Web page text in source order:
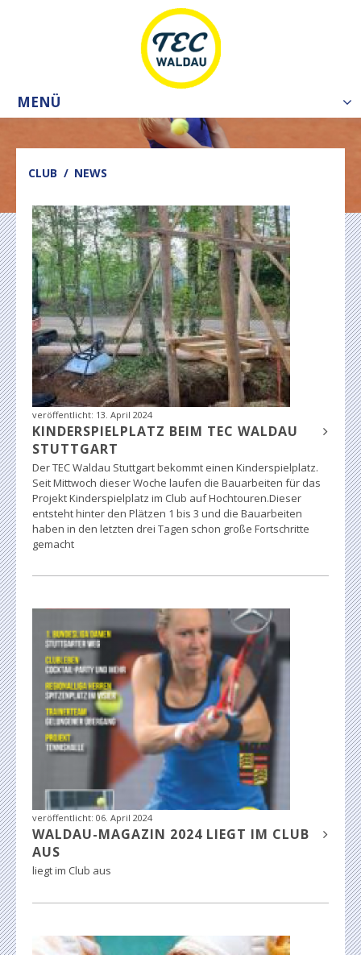
MENÜ
CLUB NEWS
veröffentlicht: 13. April 2024
KINDERSPIELPLATZ BEIM TEC WALDAU
STUTTGART
Der TEC Waldau Stuttgart bekommt einen Kinderspielplatz.
Seit Mittwoch dieser Woche laufen die Bauarbeiten für das
Projekt Kinderspielplatz im Club auf Hochtouren.Dieser
entsteht hinter den Plätzen 1 bis 3 und die Bauarbeiten
haben in den letzten drei Tagen schon große Fortschritte
gemacht
veröffentlicht: 06. April 2024
WALDAU-MAGAZIN 2024 LIEGT IM CLUB
AUS
liegt im Club aus